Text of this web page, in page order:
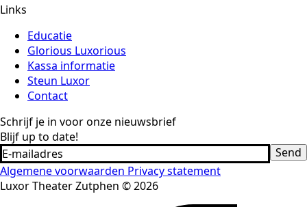
Links
Educatie
Glorious Luxorious
Kassa informatie
Steun Luxor
Contact
Schrijf je in voor onze nieuwsbrief
Blijf up to date!
Send
Algemene voorwaarden Privacy statement
Luxor Theater Zutphen © 2026